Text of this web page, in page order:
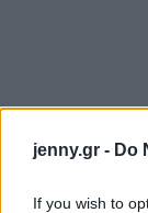
jenny.gr - Do
If you wish to